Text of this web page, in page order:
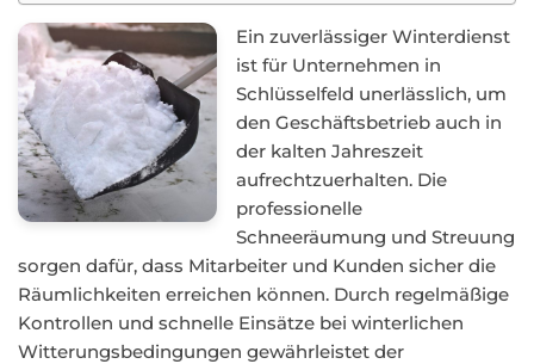
Ein zuverlässiger Winterdienst
ist für Unternehmen in
Schlüsselfeld unerlässlich, um
den Geschäftsbetrieb auch in
der kalten Jahreszeit
aufrechtzuerhalten. Die
professionelle
Schneeräumung und Streuung
sorgen dafür, dass Mitarbeiter und Kunden sicher die
Räumlichkeiten erreichen können. Durch regelmäßige
Kontrollen und schnelle Einsätze bei winterlichen
Witterungsbedingungen gewährleistet der